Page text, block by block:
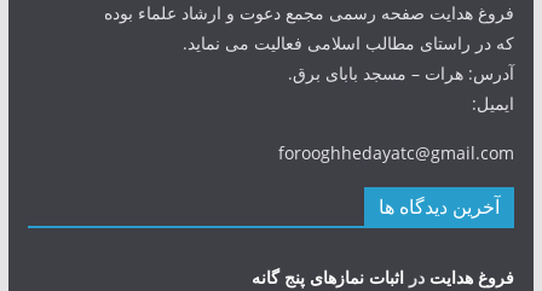
فروغ هدایت صفحه رسمی مجمع دعوت و ارشاد علماء بوده
که در راستای مطالب اسلامی فعالیت می نماید.
آدرس: هرات – مسجد بابای برق.
ایمیل:
forooghhedayatc@gmail.com
آخرین دیدگاه ها
فروغ هدایت در اثبات نمازهای پنج گانه